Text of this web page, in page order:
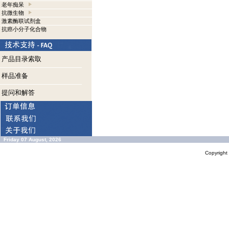
老年痴呆
抗微生物
激素酶联试剂盒
抗癌小分子化合物
产品目录索取
样品准备
提问和解答
Friday 07 August, 2026